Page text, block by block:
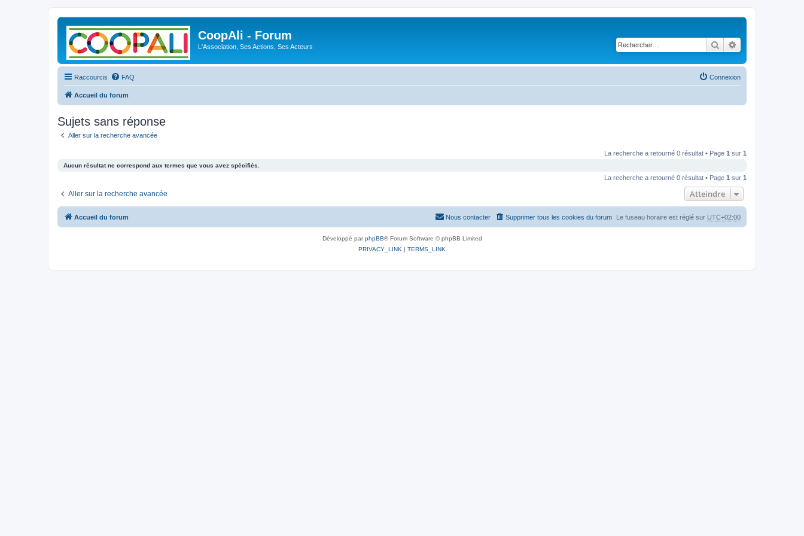
CoopAli - Forum
L'Association, Ses Actions, Ses Acteurs Rechercher
Raccourcis FAQ Connexion
Accueil du forum
Sujets sans réponse
Aller sur la recherche avancée
La recherche a retourné 0 résultat • Page 1 sur 1
Aucun résultat ne correspond aux termes que vous avez spécifiés.
La recherche a retourné 0 résultat • Page 1 sur 1
Aller sur la recherche avancée Atteindre
Accueil du forum Le fuseau horaire est réglé sur UTC+02:00
Supprimer tous les cookies du forum
Nous contacter
Développé parphpBB® Forum Software © phpBB Limited
PRIVACY_LINK | TERMS_LINK